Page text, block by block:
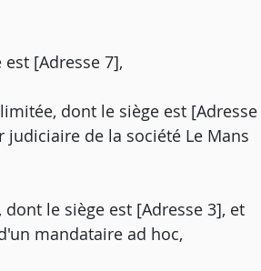
[Adresse 7],
dont le siège est [Adresse
de la société Le Mans
le siège est [Adresse 3], et
mandataire ad hoc,